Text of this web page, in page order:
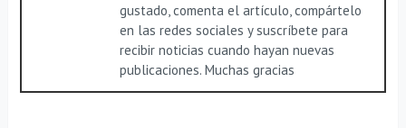
gustado, comenta el artículo, compártelo
en las redes sociales y suscríbete para
recibir noticias cuando hayan nuevas
publicaciones. Muchas gracias